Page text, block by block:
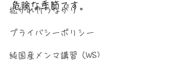
拡がれ竹つながり
プライバシーポリシー
純国産メンマ講習（WS)
危険な季節です。